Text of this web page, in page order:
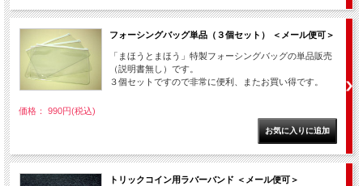
フォーシングバッグ単品（３個セット） ＜メール便可＞
「まほうとまほう」特製フォーシングバッグの単品販売
（説明書無し）です。
３個セットですので非常に便利、またお買い得です。
価格： 990円(税込)
トリックコイン用ラバーバンド ＜メール便可＞